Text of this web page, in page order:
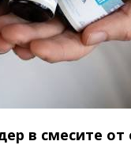
в смесите от